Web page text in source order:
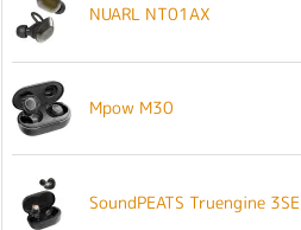
NUARL NT01AX
Mpow M30
SoundPEATS Truengine 3SE